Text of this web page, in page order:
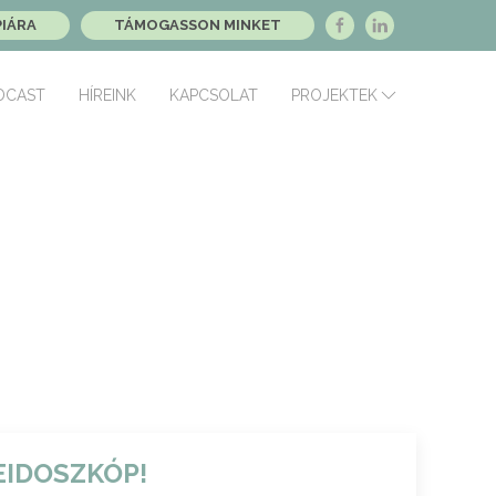
TÁMOGASSON MINKET
HÍREINK KAPCSOLAT PROJEKTEK